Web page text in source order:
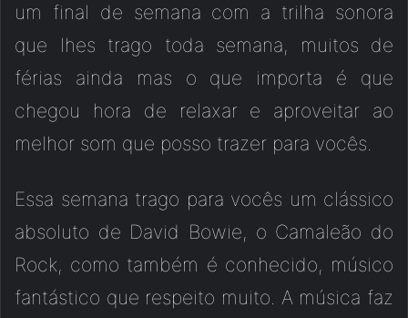
um final de semana com a trilha sonora
que lhes trago toda semana, muitos de
férias ainda mas o que importa é que
chegou hora de relaxar e aproveitar ao
melhor som que posso trazer para vocês.
Essa semana trago para vocês um clássico
absoluto de David Bowie, o Camaleão do
Rock, como também é conhecido, músico
fantástico que respeito muito. A música faz